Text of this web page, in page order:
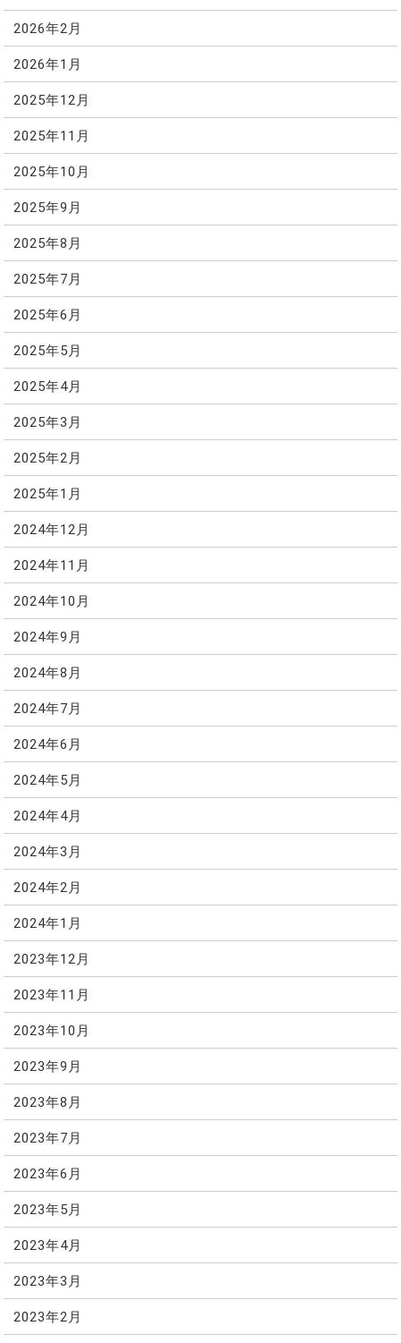
2026年2月
2026年1月
2025年12月
2025年11月
2025年10月
2025年9月
2025年8月
2025年7月
2025年6月
2025年5月
2025年4月
2025年3月
2025年2月
2025年1月
2024年12月
2024年11月
2024年10月
2024年9月
2024年8月
2024年7月
2024年6月
2024年5月
2024年4月
2024年3月
2024年2月
2024年1月
2023年12月
2023年11月
2023年10月
2023年9月
2023年8月
2023年7月
2023年6月
2023年5月
2023年4月
2023年3月
2023年2月